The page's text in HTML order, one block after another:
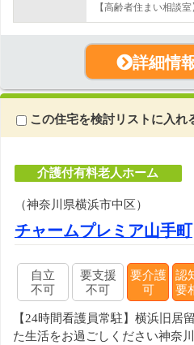
【高齢者住まい相談室
詳細情
この住宅を検討リストに入れ
介護付有料老人ホーム
（神奈川県横浜市中区）
チャームプレミア山手町
自立
不可
要支援
不可
要介護
可
認
要
【24時間看護員常駐】横浜旧居
た生活をお過ごしください神奈